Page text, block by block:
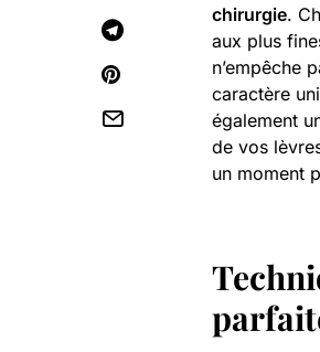
chirurgie.
aux plus
n’empêche
caractère
également
de vos
un moment